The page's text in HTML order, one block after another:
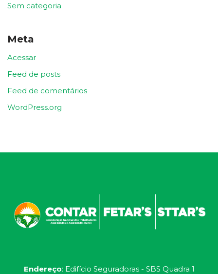
Sem categoria
Meta
Acessar
Feed de posts
Feed de comentários
WordPress.org
Endereço: Edifício Seguradoras - SBS Quadra 1